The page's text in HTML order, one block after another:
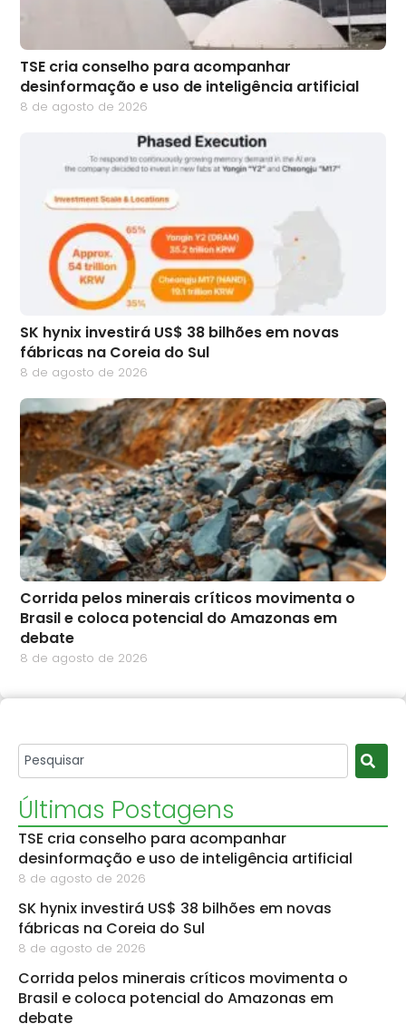
TSE cria conselho para acompanhar
desinformação e uso de inteligência artificial
8 de agosto de 2026
SK hynix investirá US$ 38 bilhões em novas
fábricas na Coreia do Sul
8 de agosto de 2026
Corrida pelos minerais críticos movimenta o
Brasil e coloca potencial do Amazonas em
debate
8 de agosto de 2026
Últimas Postagens
TSE cria conselho para acompanhar
desinformação e uso de inteligência artificial
8 de agosto de 2026
SK hynix investirá US$ 38 bilhões em novas
fábricas na Coreia do Sul
8 de agosto de 2026
Corrida pelos minerais críticos movimenta o
Brasil e coloca potencial do Amazonas em
debate